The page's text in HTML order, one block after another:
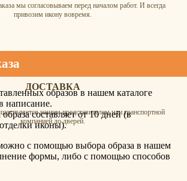
мы согласовываем перед началом работ. И всегда
привозим икону вовремя.
ДОСТАВКА
нашим представителем или транспортной
компанией до дверей.
образов в нашем каталоге
написание.
составляет от 10 дней (в
иконы).
с помощью выбора образа в нашем
формы, либо с помощью способов